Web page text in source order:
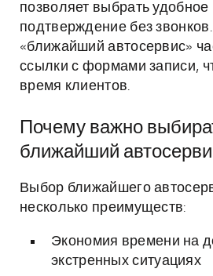
позволяет выбрать
подтверждение без
«ближайший автосервис»
ссылки с формами записи,
время клиентов.
Почему важно
ближайший
Выбор ближайшего
несколько преимуществ:
Экономия времени на
экстренных ситуациях